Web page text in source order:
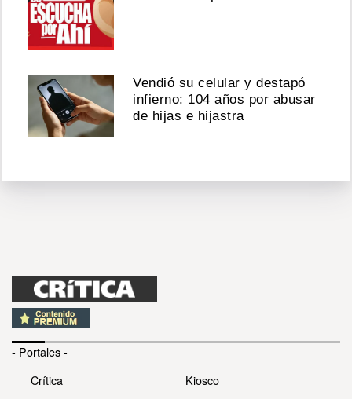
Vendió su celular y destapó
infierno: 104 años por abusar
de hijas e hijastra
- Portales -
Crítica
Kiosco